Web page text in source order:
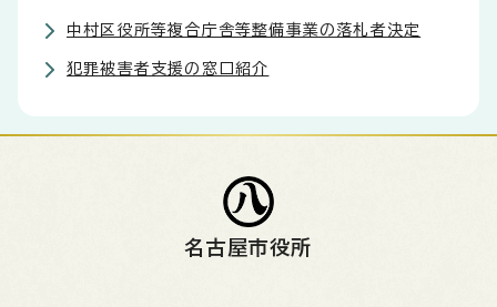
中村区役所等複合庁舎等整備事業の落札者決定
犯罪被害者支援の窓口紹介
名古屋市役所